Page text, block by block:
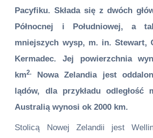
Pacyfiku. Składa się z dwóch
Północnej i Południowej, a
mniejszych wysp, m. in. Stewart,
Kermadec. Jej powierzchnia
km2.
Nowa Zelandia jest
lądów, dla przykładu odległość
Australią wynosi ok 2000 km.
Stolicą Nowej Zelandii jest